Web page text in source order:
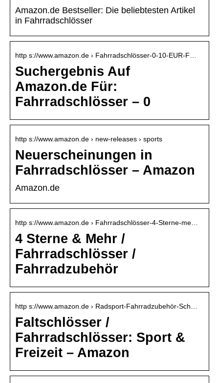
Amazon.de Bestseller: Die beliebtesten Artikel
in Fahrradschlösser
http s://www.amazon.de › Fahrradschlösser-0-10-EUR-F…
Suchergebnis Auf
Amazon.de Für:
Fahrradschlösser – 0
http s://www.amazon.de › new-releases › sports
Neuerscheinungen in
Fahrradschlösser – Amazon
Amazon.de
http s://www.amazon.de › Fahrradschlösser-4-Sterne-me…
4 Sterne & Mehr /
Fahrradschlösser /
Fahrradzubehör
http s://www.amazon.de › Radsport-Fahrradzubehör-Sch…
Faltschlösser /
Fahrradschlösser: Sport &
Freizeit – Amazon